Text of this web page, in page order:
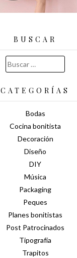
BUSCAR
Buscar:
CATEGORÍAS
Bodas
Cocina bonitista
Decoración
Diseño
DIY
Música
Packaging
Peques
Planes bonitistas
Post Patrocinados
Tipografía
Trapitos